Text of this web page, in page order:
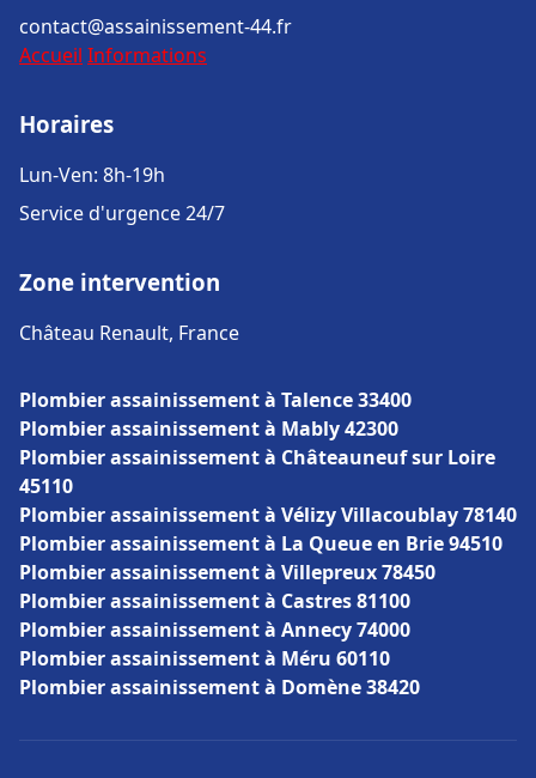
contact@assainissement-44.fr
Accueil Informations
Horaires
Lun-Ven: 8h-19h
Service d'urgence 24/7
Zone intervention
Château Renault, France
Plombier assainissement à Talence 33400
Plombier assainissement à Mably 42300
Plombier assainissement à Châteauneuf sur Loire
45110
Plombier assainissement à Vélizy Villacoublay 78140
Plombier assainissement à La Queue en Brie 94510
Plombier assainissement à Villepreux 78450
Plombier assainissement à Castres 81100
Plombier assainissement à Annecy 74000
Plombier assainissement à Méru 60110
Plombier assainissement à Domène 38420